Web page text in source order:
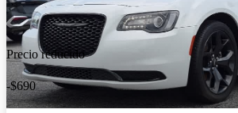
Precio reducido
-$690